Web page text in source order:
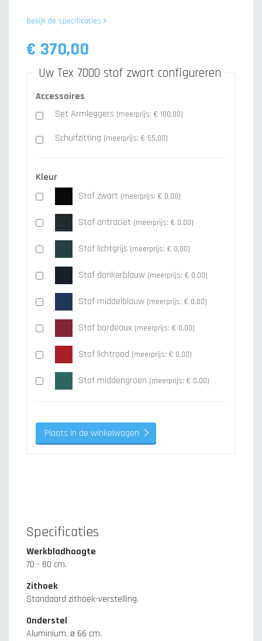
Bekijk de specificaties
€ 370,00
Uw Tex 7000 stof zwart configureren
Accessoires
Set Armleggers (meerprijs: € 100,00)
Schuifzitting (meerprijs: € 55,00)
Kleur
Stof zwart (meerprijs: € 0,00)
Stof antraciet (meerprijs: € 0,00)
Stof lichtgrijs (meerprijs: € 0,00)
Stof donkerblauw (meerprijs: € 0,00)
Stof middelblauw (meerprijs: € 0,00)
Stof bordeaux (meerprijs: € 0,00)
Stof lichtrood (meerprijs: € 0,00)
Stof middengroen (meerprijs: € 0,00)
Plaats in de winkelwagen
Specificaties
Werkbladhoogte
70 - 80 cm.
Zithoek
Standaard zithoek-verstelling.
Onderstel
Aluminium, ø 66 cm.